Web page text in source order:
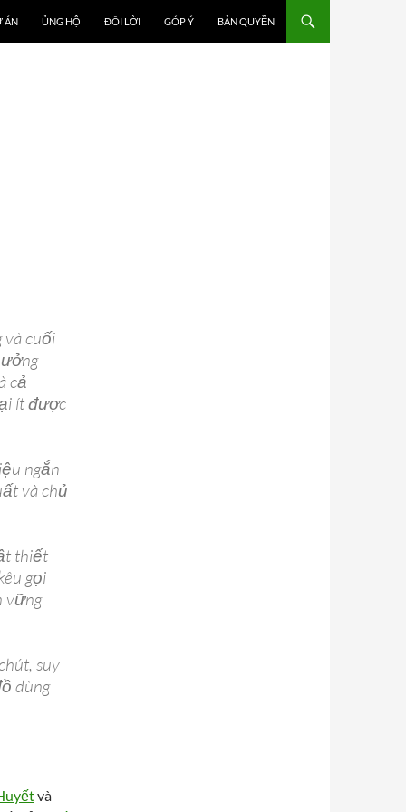
ÁN ỦNG HỘ ĐÔI LỜI GÓP Ý BẢN QUYỀN
và cuối
cả
ít được
ngắn
và chủ
thiết
gọi
vững
suy
dùng
và